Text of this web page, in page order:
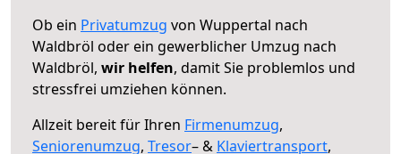
Ob ein Privatumzug von Wuppertal nach
Waldbröl oder ein gewerblicher Umzug nach
Waldbröl, wir helfen, damit Sie problemlos und
stressfrei umziehen können.
Allzeit bereit für Ihren Firmenumzug,
Seniorenumzug, Tresor– & Klaviertransport,